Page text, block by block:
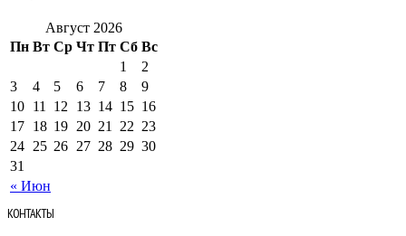
Август 2026
Пн Вт Ср Чт Пт Сб Вс
« Июн
1
2
3
4 5 6 7 8
9
10 11 12 13 14 15 16
17 18 19 20 21 22 23
24 25 26 27 28 29 30
31
КОНТАКТЫ